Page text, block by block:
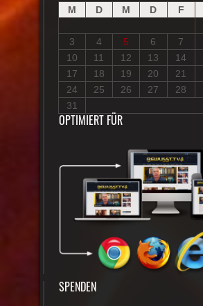
M D M D F
3
4 5 6 7
10
11 12 13 14
17
18 19 20 21
24
25 26 27 28
31
OPTIMIERT FÜR
SPENDEN